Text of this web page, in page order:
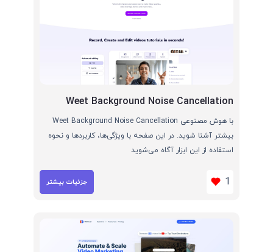
Weet Background Noise Cancellation
با هوش مصنوعی Weet Background Noise Cancellation
بیشتر آشنا شوید. در این صفحه با ویژگی‌ها، کاربردها و نحوه
استفاده از این ابزار آگاه می‌شوید
1 جزئیات بیشتر